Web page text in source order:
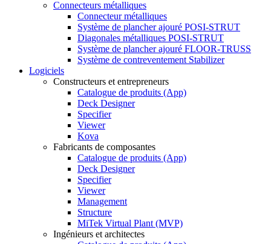
Connecteurs métalliques
Connecteur métalliques
Système de plancher ajouré POSI-STRUT
Diagonales métalliques POSI-STRUT
Système de plancher ajouré FLOOR-TRUSS
Système de contreventement Stabilizer
Logiciels
Constructeurs et entrepreneurs
Catalogue de produits (App)
Deck Designer
Specifier
Viewer
Kova
Fabricants de composantes
Catalogue de produits (App)
Deck Designer
Specifier
Viewer
Management
Structure
MiTek Virtual Plant (MVP)
Ingénieurs et architectes